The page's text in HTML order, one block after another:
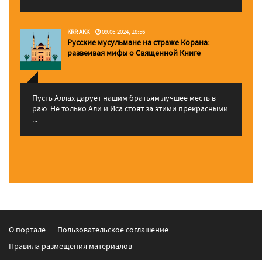
KRR AKK 09.06.2024, 18:56
Русские мусульмане на страже Корана:
pазвеивая мифы о Священной Книге
Пусть Аллах дарует нашим братьям лучшее месть в
раю. Не только Али и Иса стоят за этими прекрасными
О портале
Пользовательское соглашение
Правила размещения материалов